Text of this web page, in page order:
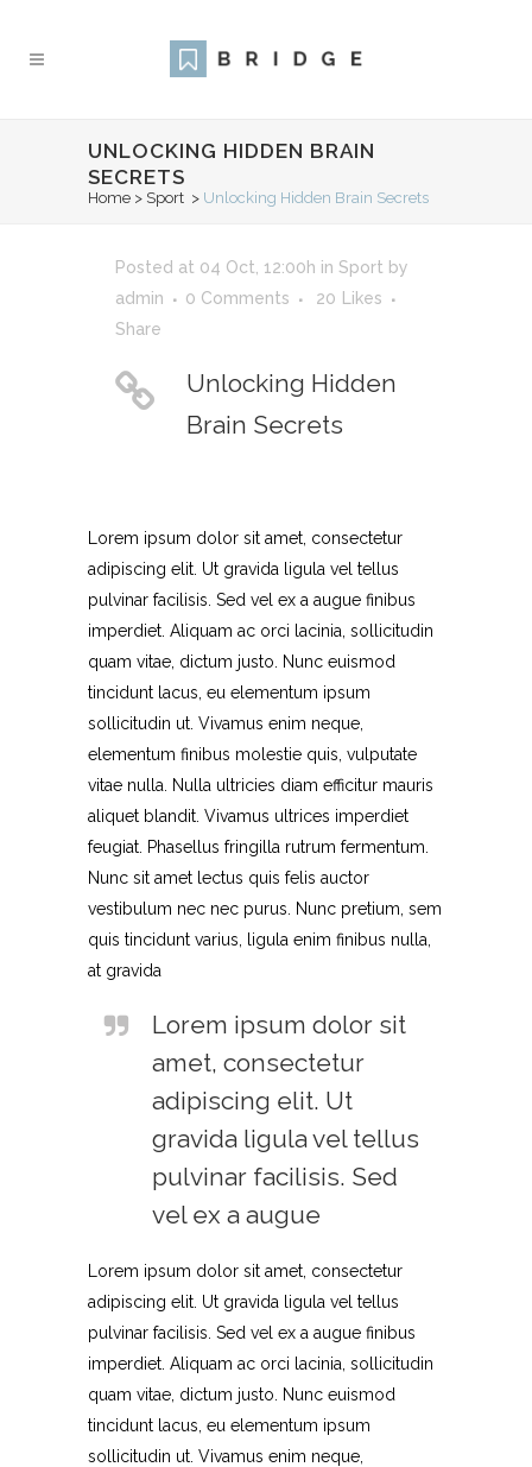
UNLOCKING HIDDEN BRAIN
SECRETS
Home > Sport > Unlocking Hidden Brain Secrets
Posted at 04 Oct, 12:00h in Sport by
admin
0 Comments 20
Likes
Share
Unlocking Hidden
Brain Secrets
Lorem ipsum dolor sit amet, consectetur
adipiscing elit. Ut gravida ligula vel tellus
pulvinar facilisis. Sed vel ex a augue finibus
imperdiet. Aliquam ac orci lacinia, sollicitudin
quam vitae, dictum justo. Nunc euismod
tincidunt lacus, eu elementum ipsum
sollicitudin ut. Vivamus enim neque,
elementum finibus molestie quis, vulputate
vitae nulla. Nulla ultricies diam efficitur mauris
aliquet blandit. Vivamus ultrices imperdiet
feugiat. Phasellus fringilla rutrum fermentum.
Nunc sit amet lectus quis felis auctor
vestibulum nec nec purus. Nunc pretium, sem
quis tincidunt varius, ligula enim finibus nulla,
at gravida
Lorem ipsum dolor sit
amet, consectetur
adipiscing elit. Ut
gravida ligula vel tellus
pulvinar facilisis. Sed
vel ex a augue
Lorem ipsum dolor sit amet, consectetur
adipiscing elit. Ut gravida ligula vel tellus
pulvinar facilisis. Sed vel ex a augue finibus
imperdiet. Aliquam ac orci lacinia, sollicitudin
quam vitae, dictum justo. Nunc euismod
tincidunt lacus, eu elementum ipsum
sollicitudin ut. Vivamus enim neque,